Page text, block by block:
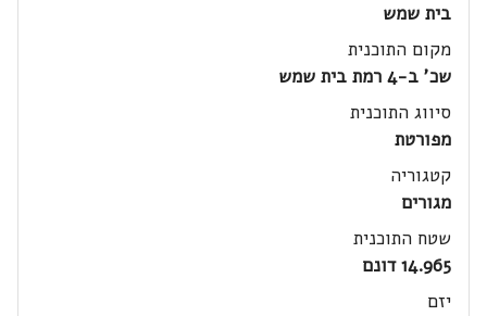
בית שמש
מקום התוכנית
שכ' ב-4 רמת בית שמש
סיווג התוכנית
מפורטת
קטגוריה
מגורים
שטח התוכנית
14.965 דונם
יזם